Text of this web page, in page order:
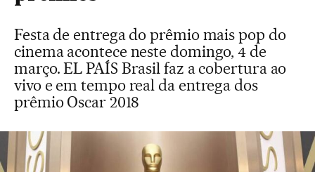
Festa de entrega do prêmio mais pop do
cinema acontece neste domingo, 4 de
março. EL PAÍS Brasil faz a cobertura ao
vivo e em tempo real da entrega dos
prêmio Oscar 2018